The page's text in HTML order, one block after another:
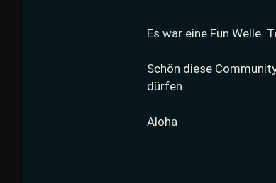
Es war eine Fun Welle.
Schön diese
dürfen.
Aloha